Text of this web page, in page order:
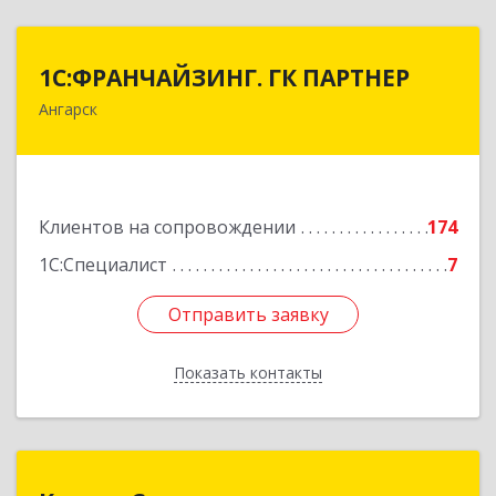
1С:ФРАНЧАЙЗИНГ. ГК ПАРТНЕР
Ангарск
Клиентов на сопровождении
174
1С:Специалист
7
Отправить заявку
Показать контакты
1С:ФРАНЧАЙЗИНГ. ГК ПАРТНЕР
Отправить заявку
Назад